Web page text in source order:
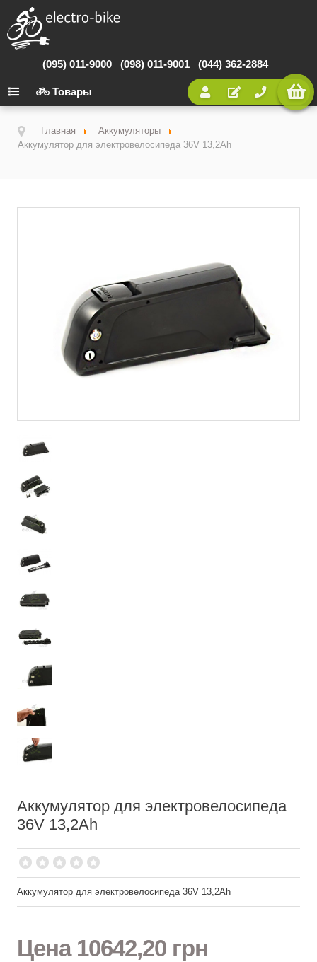
(095) 011-9000 (098) 011-9001 (044) 362-2884
Товары
Главная
Аккумуляторы
Аккумулятор для электровелосипеда 36V 13,2Ah
Аккумулятор для электровелосипеда
36V 13,2Ah
Аккумулятор для электровелосипеда 36V 13,2Ah
Цена 10642,20 грн